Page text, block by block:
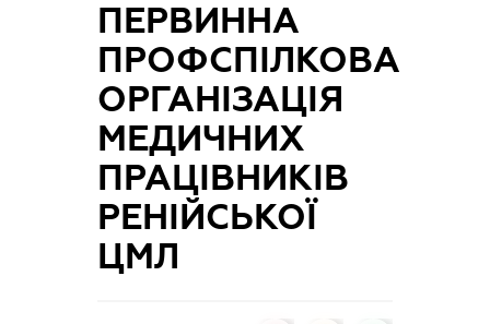
ПЕРВИННА
ПРОФСПІЛКОВА
ОРГАНІЗАЦІЯ
МЕДИЧНИХ
ПРАЦІВНИКІВ
РЕНІЙСЬКОЇ
ЦМЛ